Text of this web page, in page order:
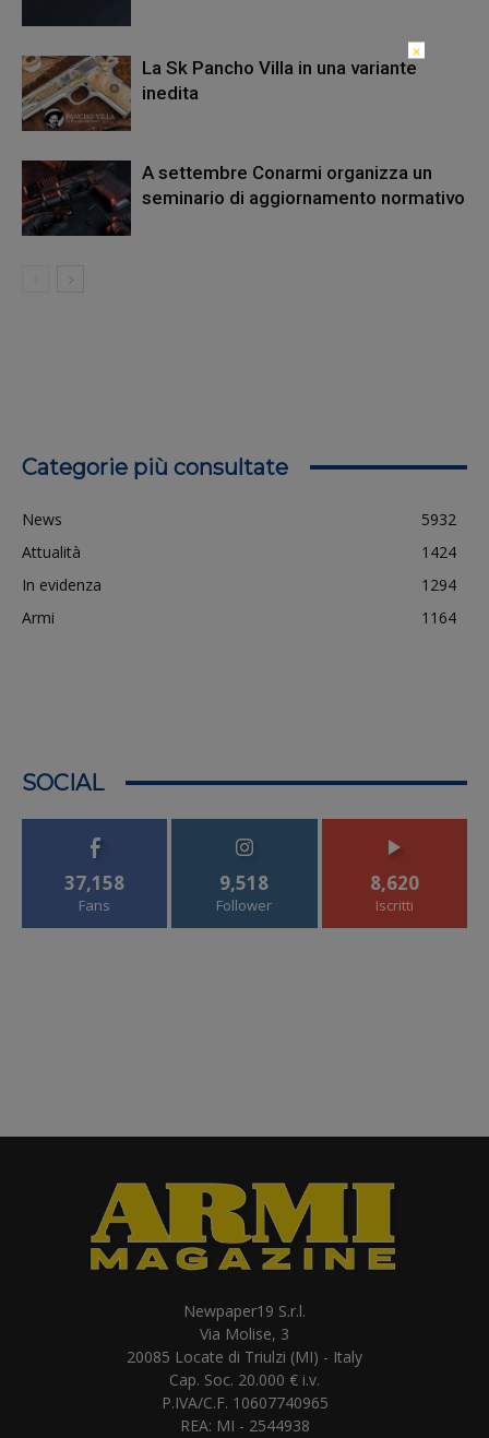
La Sk Pancho Villa in una variante
inedita
A settembre Conarmi organizza un
seminario di aggiornamento normativo
Categorie più consultate
News
5932
Attualità
1424
In evidenza
1294
Armi
1164
SOCIAL
37,158
Fans
9,518
Follower
8,620
Iscritti
Newpaper19 S.r.l.
Via Molise, 3
20085 Locate di Triulzi (MI) - Italy
Cap. Soc. 20.000 € i.v.
P.IVA/C.F. 10607740965
REA: MI - 2544938
×